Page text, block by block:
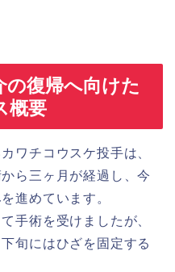
復帰へ向けた
概要
ワチコウスケ投手は、
ら三ヶ月が経過し、今
進めています。
手術を受けましたが、
旬にはひざを固定する